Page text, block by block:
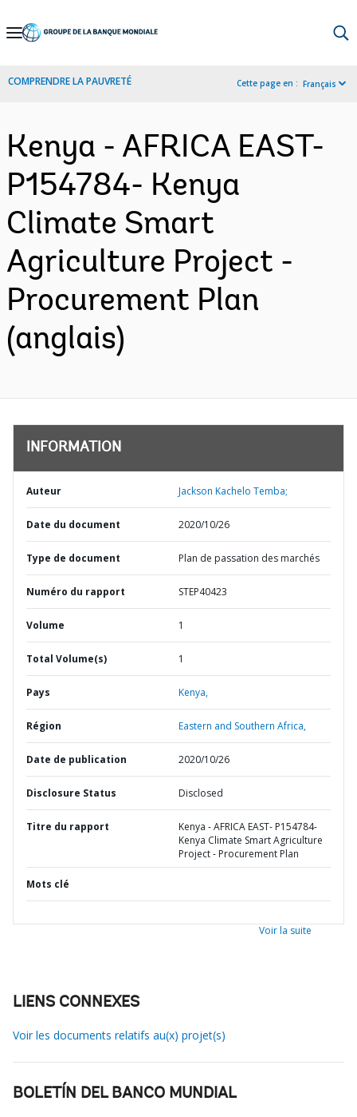
Skip
Navigation
COMPRENDRE LA PAUVRETÉ Cette page en : Français
Kenya - AFRICA EAST-
P154784- Kenya
Climate Smart
Agriculture Project -
Procurement Plan
(anglais)
INFORMATION
Auteur Jackson Kachelo Temba;
Date du document 2020/10/26
Type de document Plan de passation des marchés
Numéro du rapport STEP40423
Volume 1
Total Volume(s) 1
Pays Kenya,
Région Eastern and Southern Africa,
Date de publication 2020/10/26
Disclosure Status Disclosed
Titre du rapport
Kenya - AFRICA EAST- P154784-
Kenya Climate Smart Agriculture
Project - Procurement Plan
Mots clé
Voir la suite
LIENS CONNEXES
Voir les documents relatifs au(x) projet(s)
BOLETÍN DEL BANCO MUNDIAL